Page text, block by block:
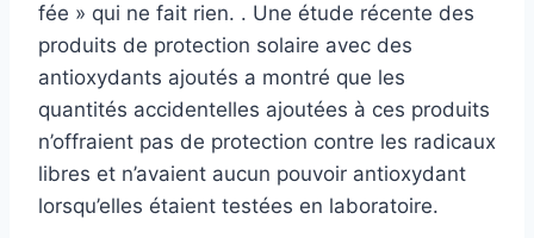
fée » qui ne fait rien. . Une étude récente des
produits de protection solaire avec des
antioxydants ajoutés a montré que les
quantités accidentelles ajoutées à ces produits
n’offraient pas de protection contre les radicaux
libres et n’avaient aucun pouvoir antioxydant
lorsqu’elles étaient testées en laboratoire.